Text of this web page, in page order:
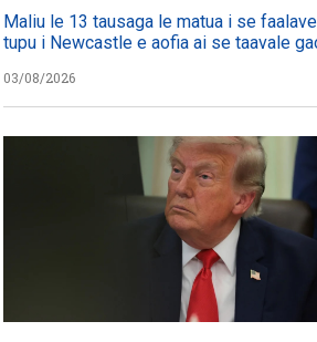
Maliu le 13 tausaga le matua i se
tupu i Newcastle e aofia ai se taavale
03/08/2026